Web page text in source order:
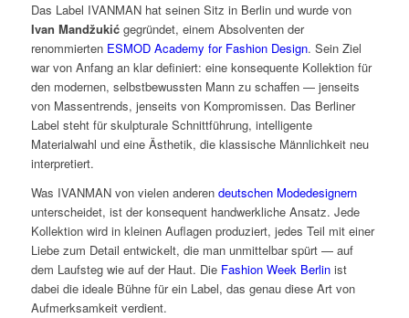
Das Label IVANMAN hat seinen Sitz in Berlin und wurde von
Ivan Mandžukićgegründet, einem Absolventen der
renommierten ESMOD Academy for Fashion Design. Sein Ziel
war von Anfang an klar definiert: eine konsequente Kollektion für
den modernen, selbstbewussten Mann zu schaffen — jenseits
von Massentrends, jenseits von Kompromissen. Das Berliner
Label steht für skulpturale Schnittführung, intelligente
Materialwahl und eine Ästhetik, die klassische Männlichkeit neu
interpretiert.
Was IVANMAN von vielen anderen deutschen Modedesignern
unterscheidet, ist der konsequent handwerkliche Ansatz. Jede
Kollektion wird in kleinen Auflagen produziert, jedes Teil mit einer
Liebe zum Detail entwickelt, die man unmittelbar spürt — auf
dem Laufsteg wie auf der Haut. Die Fashion Week Berlinist
dabei die ideale Bühne für ein Label, das genau diese Art von
Aufmerksamkeit verdient.